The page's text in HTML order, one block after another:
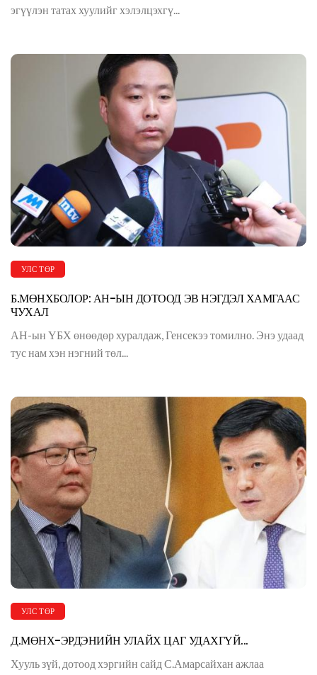
эгүүлэн татах хуулийг хэлэлцэхгү...
УЛС ТӨР
Б.МӨНХБОЛОР: АН-ЫН ДОТООД ЭВ НЭГДЭЛ ХАМГААС
ЧУХАЛ
АН-ын ҮБХ өнөөдөр хуралдаж, Генсекээ томилно. Энэ удаад
тус нам хэн нэгний төл...
УЛС ТӨР
Д.МӨНХ-ЭРДЭНИЙН УЛАЙХ ЦАГ УДАХГҮЙ...
Хууль зүй, дотоод хэргийн сайд С.Амарсайхан ажлаа